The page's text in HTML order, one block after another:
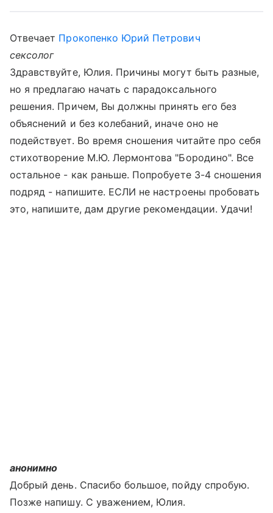
Отвечает Прокопенко Юрий Петрович
сексолог
Здравствуйте, Юлия. Причины могут быть разные,
но я предлагаю начать с парадоксального
решения. Причем, Вы должны принять его без
объяснений и без колебаний, иначе оно не
подействует. Во время сношения читайте про себя
стихотворение М.Ю. Лермонтова "Бородино". Все
остальное - как раньше. Попробуете 3-4 сношения
подряд - напишите. ЕСЛИ не настроены пробовать
это, напишите, дам другие рекомендации. Удачи!
анонимно
Добрый день. Спасибо большое, пойду спробую.
Позже напишу. С уважением, Юлия.